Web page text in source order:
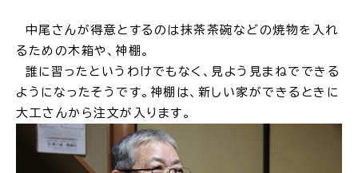
目的 から
届出・手続・申請
中尾さんが得意とするのは抹茶茶碗などの焼物を入れ
るための木箱や、神棚。
誰に習ったというわけでもなく、見よう見まねでできる
ようになったそうです。神棚は、新しい家ができるときに
大工さんから注文が入ります。